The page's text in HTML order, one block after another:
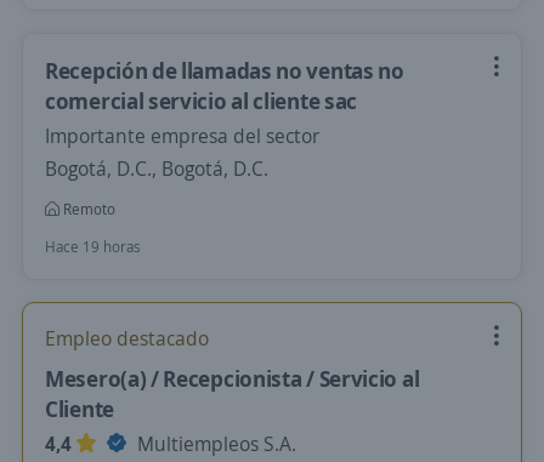
Recepción de llamadas no ventas no
comercial servicio al cliente sac
Importante empresa del sector
Bogotá, D.C., Bogotá, D.C.
Remoto
Hace 19 horas
Empleo destacado
Mesero(a) / Recepcionista / Servicio al
Cliente
4,4
Multiempleos S.A.